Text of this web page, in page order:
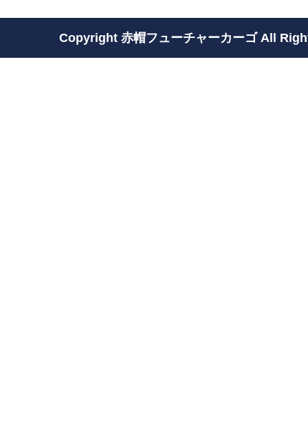
Copyright 赤帽フューチャーカーゴ All